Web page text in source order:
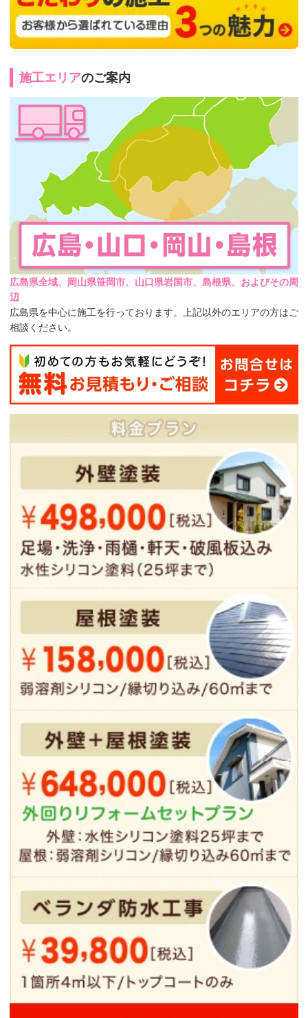
施工エリアのご案内
広島県全域、岡山県笹岡市、山口県岩国市、島根県、およびその周
辺
広島県を中心に施工を行っております。上記以外のエリアの方はご
相談ください。